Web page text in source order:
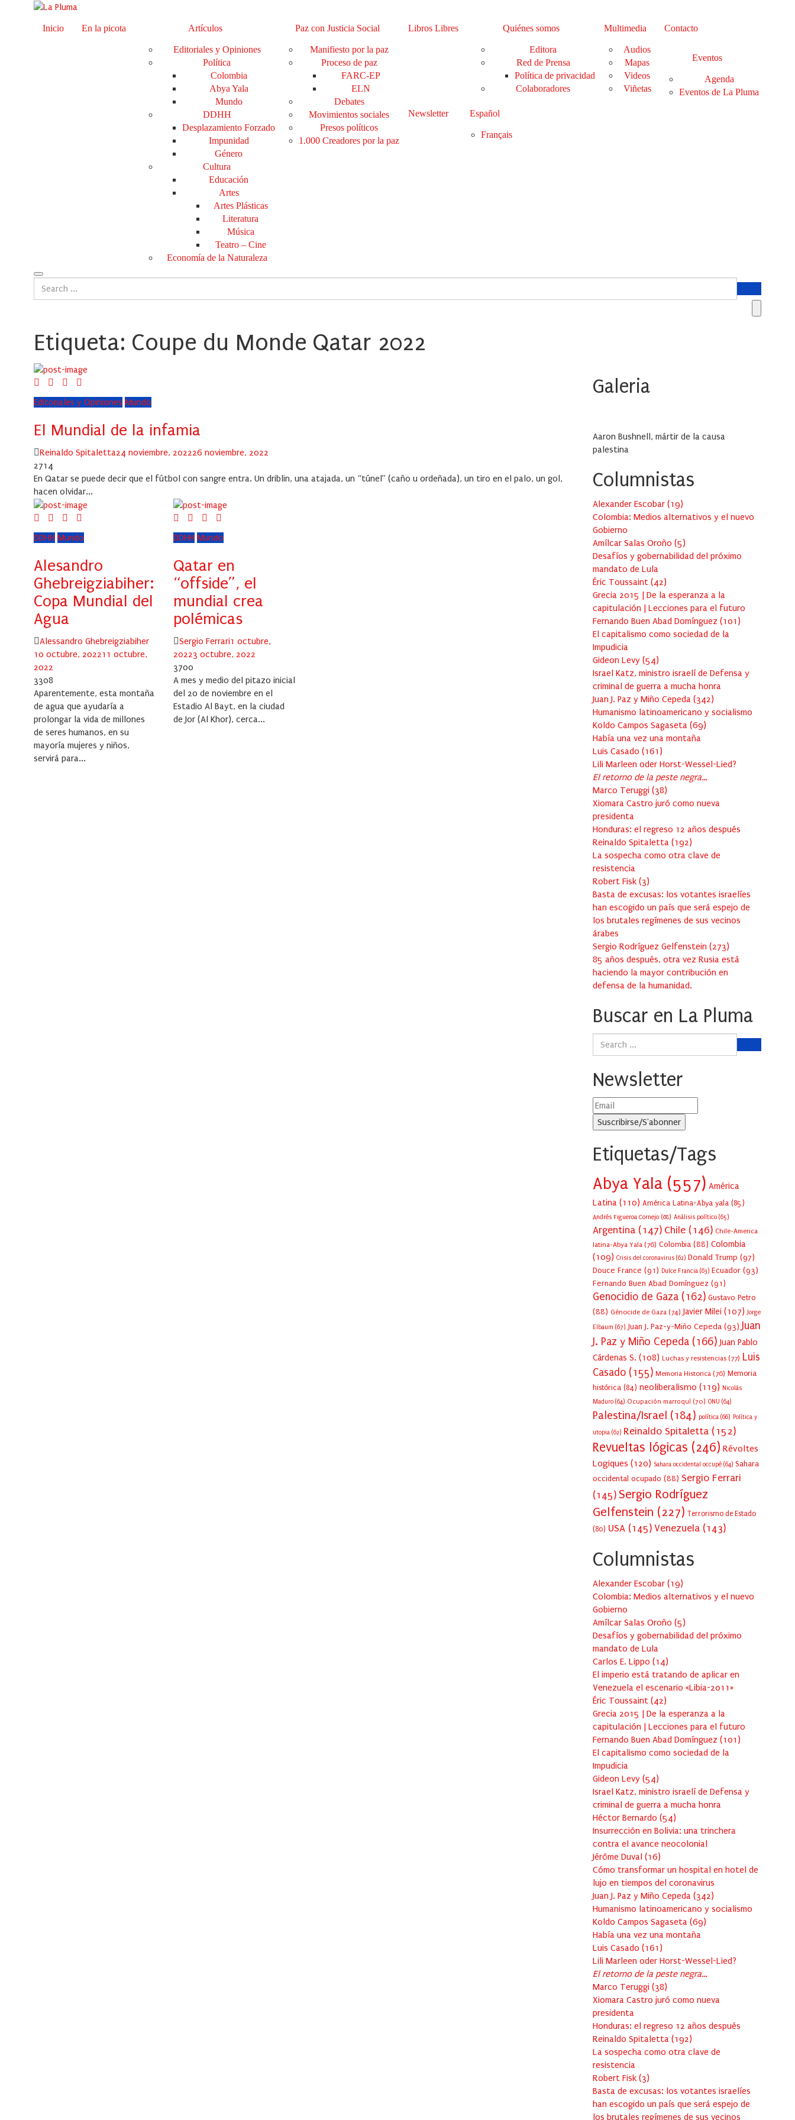
Inicio En la picota Artículos
Editoriales y Opiniones
Política
Colombia
Abya Yala
Mundo
DDHH
Desplazamiento Forzado
Impunidad
Género
Cultura
Educación
Artes
Artes Plásticas
Literatura
Música
Teatro – Cine
Economía de la Naturaleza
Paz con Justicia Social
Manifiesto por la paz
Proceso de paz
FARC-EP
ELN
Debates
Movimientos sociales
Presos políticos
1.000 Creadores por la paz
Libros Libres Quiénes somos
Editora
Red de Prensa
Política de privacidad
Colaboradores
Multimedia
Audios
Mapas
Videos
Viñetas
Contacto
Eventos
Agenda
Eventos de La Pluma
Newsletter Español
Français
Etiqueta: Coupe du Monde Qatar 2022
Editoriales y Opiniones Mundo
El Mundial de la infamia
Author
Reinaldo SpitalettaPosted
24 noviembre, 202226 noviembre, 2022
2714
En Qatar se puede decir que el fútbol con sangre entra. Un driblin, una atajada, un “túnel” (caño u ordeñada), un tiro en el palo, un gol,
hacen olvidar...
DDHH Mundo
Alesandro
Ghebreigziabiher:
Copa Mundial del
Agua
Author
Alessandro GhebreigziabiherPosted
10 octubre, 202211 octubre,
2022
3308
Aparentemente, esta montaña
de agua que ayudaría a
prolongar la vida de millones
de seres humanos, en su
mayoría mujeres y niños,
servirá para...
DDHH Mundo
Qatar en
“offside”, el
mundial crea
polémicas
Author
Sergio FerrariPosted
on
1 octubre,
20223 octubre, 2022
3700
A mes y medio del pitazo inicial
del 20 de noviembre en el
Estadio Al Bayt, en la ciudad
de Jor (Al Khor), cerca...
Galeria
Aaron Bushnell, mártir de la causa
palestina
Columnistas
Alexander Escobar (19)
Colombia: Medios alternativos y el nuevo
Gobierno
Amílcar Salas Oroño (5)
Desafíos y gobernabilidad del próximo
mandato de Lula
Éric Toussaint (42)
Grecia 2015 | De la esperanza a la
capitulación | Lecciones para el futuro
Fernando Buen Abad Domínguez (101 )
El capitalismo como sociedad de la
Impudicia
Gideon Levy (54)
Israel Katz, ministro israelí de Defensa y
criminal de guerra a mucha honra
Juan J. Paz y Miño Cepeda (342)
Humanismo latinoamericano y socialismo
Koldo Campos Sagaseta (69)
Había una vez una montaña
Luis Casado (161 )
Lili Marleen oder Horst-Wessel-Lied?
El retorno de la peste negra…
Marco Teruggi (38)
Xiomara Castro juró como nueva
presidenta
Honduras: el regreso 12 años después
Reinaldo Spitaletta (192)
La sospecha como otra clave de
resistencia
Robert Fisk (3)
Basta de excusas: los votantes israelíes
han escogido un país que será espejo de
los brutales regímenes de sus vecinos
árabes
Sergio Rodríguez Gelfenstein (273)
85 años después, otra vez Rusia está
haciendo la mayor contribución en
defensa de la humanidad.
Buscar en La Pluma
Newsletter
Etiquetas/Tags
Abya Yala (557) América
Latina (110) América Latina-Abya yala (85)
Andrés Figueroa Cornejo (68) Análisis político (65)
Argentina (147) Chile (146) Chile-America
latina-Abya Yala (76) Colombia (88) Colombia
(109) Crisis del coronavirus (62) Donald Trump (97)
Douce France (91) Dulce Francia (63) Ecuador (93)
Fernando Buen Abad Domínguez (91)
Genocidio de Gaza (162) Gustavo Petro
(88) Génocide de Gaza (74) Javier Milei (107) Jorge
Elbaum (67) Juan J. Paz-y-Miño Cepeda (93) Juan
J. Paz y Miño Cepeda (166) Juan Pablo
Cárdenas S. (108) Luchas y resistencias (77) Luis
Casado (155) Memoria Historica (76) Memoria
histórica (84) neoliberalismo (119) Nicolás
Maduro (64) Ocupación marroquí (70) ONU (64)
Palestina/Israel (184) política (66) Política y
utopia (62) Reinaldo Spitaletta (152)
Revueltas lógicas (246) Révoltes
Logiques (120) Sahara occidental occupé (64) Sahara
occidental ocupado (88) Sergio Ferrari
(145) Sergio Rodríguez
Gelfenstein (227) Terrorismo de Estado
(80) USA (145) Venezuela (143)
Columnistas
Alexander Escobar (19)
Colombia: Medios alternativos y el nuevo
Gobierno
Amílcar Salas Oroño (5)
Desafíos y gobernabilidad del próximo
mandato de Lula
Carlos E. Lippo (14)
El imperio está tratando de aplicar en
Venezuela el escenario «Libia-2011»
Éric Toussaint (42)
Grecia 2015 | De la esperanza a la
capitulación | Lecciones para el futuro
Fernando Buen Abad Domínguez (101 )
El capitalismo como sociedad de la
Impudicia
Gideon Levy (54)
Israel Katz, ministro israelí de Defensa y
criminal de guerra a mucha honra
Héctor Bernardo (54)
Insurrección en Bolivia: una trinchera
contra el avance neocolonial
Jérôme Duval (16)
Cómo transformar un hospital en hotel de
lujo en tiempos del coronavirus
Juan J. Paz y Miño Cepeda (342)
Humanismo latinoamericano y socialismo
Koldo Campos Sagaseta (69)
Había una vez una montaña
Luis Casado (161 )
Lili Marleen oder Horst-Wessel-Lied?
El retorno de la peste negra…
Marco Teruggi (38)
Xiomara Castro juró como nueva
presidenta
Honduras: el regreso 12 años después
Reinaldo Spitaletta (192)
La sospecha como otra clave de
resistencia
Robert Fisk (3)
Basta de excusas: los votantes israelíes
han escogido un país que será espejo de
los brutales regímenes de sus vecinos